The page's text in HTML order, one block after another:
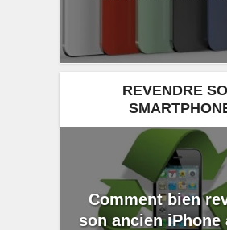
REVENDRE
Comment bien
son ancien iPhone